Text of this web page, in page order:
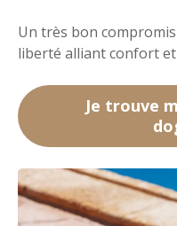
Un très bon
liberté alliant confort
Je trouve